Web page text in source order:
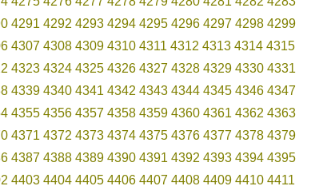
4291 4292 4293 4294 4295 4296 4297 4298 4299
4307 4308 4309 4310 4311 4312 4313 4314 4315
4323 4324 4325 4326 4327 4328 4329 4330 4331
4339 4340 4341 4342 4343 4344 4345 4346 4347
4355 4356 4357 4358 4359 4360 4361 4362 4363
4371 4372 4373 4374 4375 4376 4377 4378 4379
4387 4388 4389 4390 4391 4392 4393 4394 4395
4403 4404 4405 4406 4407 4408 4409 4410 4411